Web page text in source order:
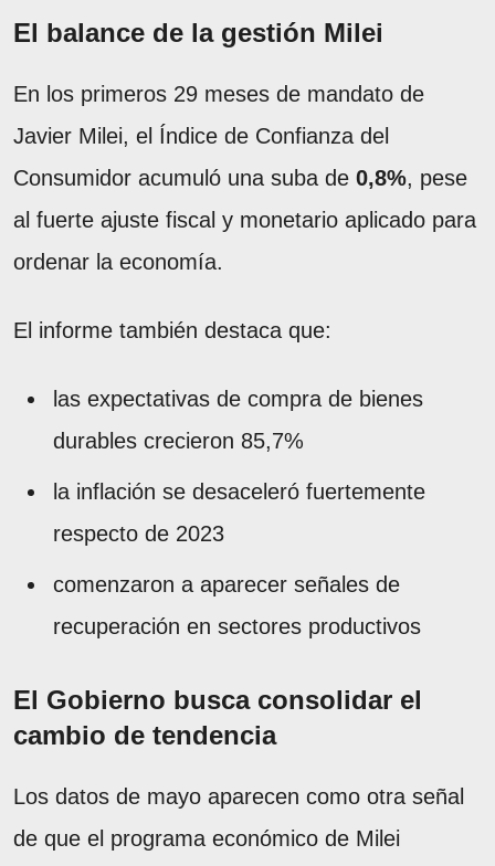
El balance de la gestión Milei
En los primeros 29 meses de mandato de
Javier Milei, el Índice de Confianza del
Consumidor acumuló una suba de 0,8%, pese
al fuerte ajuste fiscal y monetario aplicado para
ordenar la economía.
El informe también destaca que:
las expectativas de compra de bienes
durables crecieron 85,7%
la inflación se desaceleró fuertemente
respecto de 2023
comenzaron a aparecer señales de
recuperación en sectores productivos
El Gobierno busca consolidar el
cambio de tendencia
Los datos de mayo aparecen como otra señal
de que el programa económico de Milei